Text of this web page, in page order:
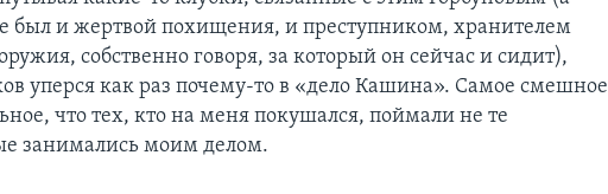
был и жертвой похищения, и преступником, хранителем
собственно говоря, за который он сейчас и сидит),
уперся как раз почему-то в «дело Кашина». Самое смешное
что тех, кто на меня покушался, поймали не те
занимались моим делом.